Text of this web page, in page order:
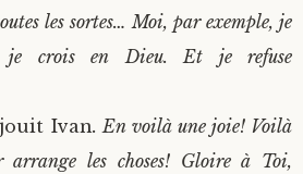
les sortes… Moi, par exemple, je
crois en Dieu. Et je refuse
Ivan. En voilà une joie! Voilà
arrange les choses! Gloire à Toi,